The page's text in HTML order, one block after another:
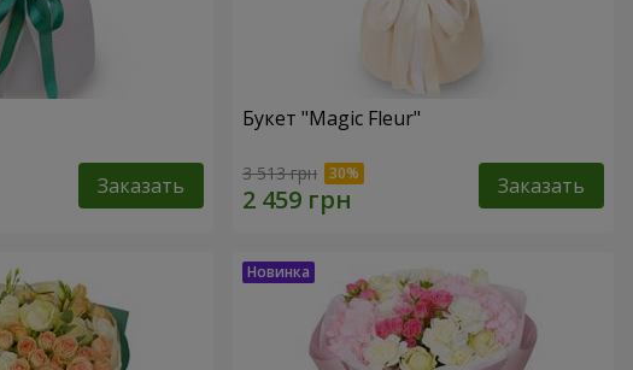
Заказать
Букет "Magic Fleur"
3 513 грн Заказать